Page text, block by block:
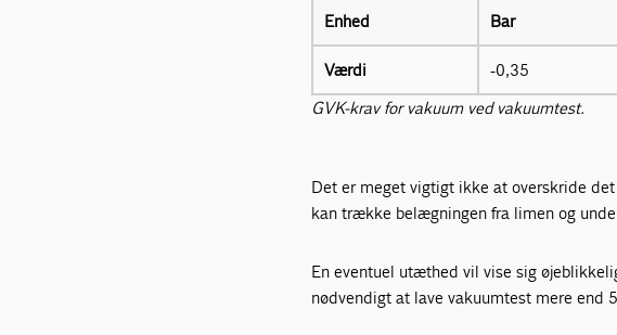
Enhed Bar
Værdi -0,35
GVK-krav for vakuum ved vakuumtest.
Det er meget vigtigt ikke at overskride
kan trække belægningen fra limen og
En eventuel utæthed vil vise sig
nødvendigt at lave vakuumtest mere end